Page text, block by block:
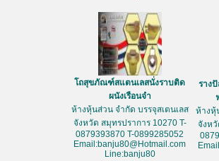
โถสุขภัณฑ์สแตนเลสนั่งราบติด
ผนังเรือนจำ
ห้างหุ้นส่วน จำกัด บรรจุสเตนเลส
จังหวัด สมุทรปราการ 10270 T-
0879393870 T-0899285052
Email:banju80@Hotmail.com
Line:banju80
ราง
ห้างหุ้
จังห